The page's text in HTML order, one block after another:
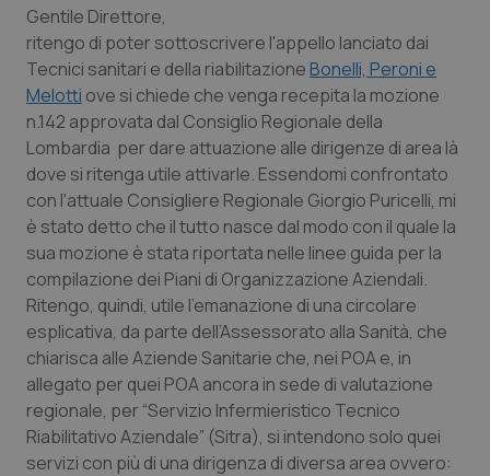
Lettere al direttore
Edizioni Regionali
QS Pro
Professionisti Sanitari.AI
Abruzzo
Basilicata
Calabria
Campania
QS Pro Gold
Artrite & artrosi
Asma & BPCO
Car-T
QS Club Newsletter
Gentile Direttore,
ritengo di poter sottoscrivere l'appello lanciato dai
Tecnici sanitari e della riabilitazioneBonelli, Peroni e
Melotti ove si chiede che venga recepita la mozione
n.142 approvata dal Consiglio Regionale della
Lombardia per dare attuazione alle dirigenze di area là
dove si ritenga utile attivarle. Essendomi confrontato
con l'attuale Consigliere Regionale Giorgio Puricelli, mi
è stato detto che il tutto nasce dal modo con il quale la
sua mozione è stata riportata nelle linee guida per la
compilazione dei Piani di Organizzazione Aziendali.
Ritengo, quindi, utile l’emanazione di una circolare
esplicativa, da parte dell’Assessorato alla Sanità, che
chiarisca alle Aziende Sanitarie che, nei POA e, in
allegato per quei POA ancora in sede di valutazione
regionale, per “Servizio Infermieristico Tecnico
Riabilitativo Aziendale” (Sitra), si intendono solo quei
servizi con più di una dirigenza di diversa area ovvero: